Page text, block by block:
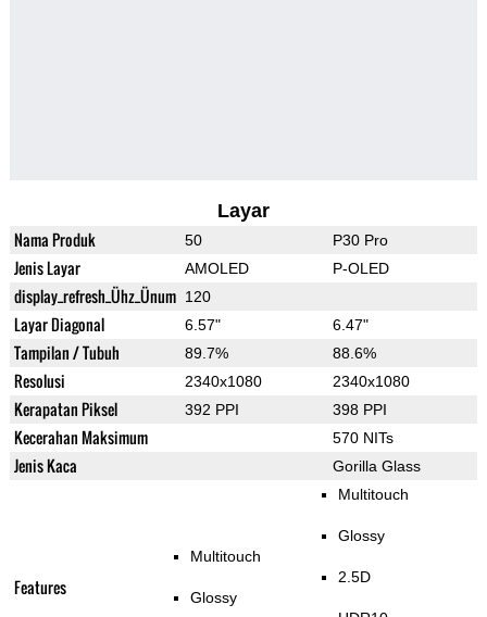
Layar
Nama Produk 50 P30 Pro
Jenis Layar AMOLED P-OLED
display_refresh_Ühz_Ünum 120
Layar Diagonal 6.57" 6.47"
Tampilan / Tubuh 89.7% 88.6%
Resolusi 2340x1080 2340x1080
Kerapatan Piksel 392 PPI 398 PPI
Kecerahan Maksimum 570 NITs
Jenis Kaca Gorilla Glass
Features
Multitouch
Glossy
Multitouch
Glossy
2.5D